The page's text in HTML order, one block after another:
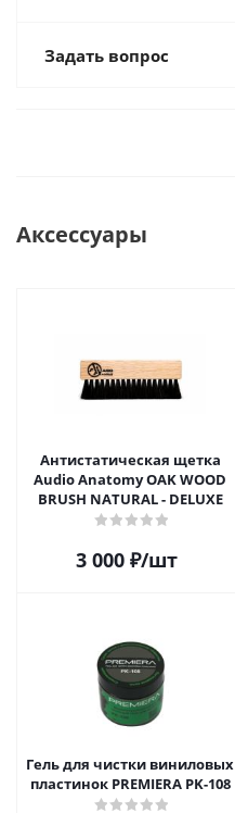
Задать вопрос
Аксессуары
Антистатическая щетка
Audio Anatomy OAK WOOD
BRUSH NATURAL - DELUXE
3 000₽/шт
Гель для чистки виниловых
пластинок PREMIERA PK-108